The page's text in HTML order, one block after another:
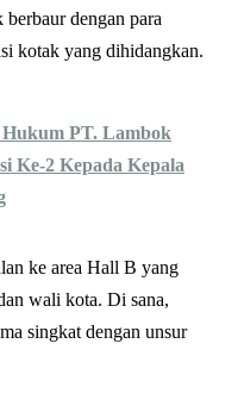
berbaur dengan para
kotak yang dihidangkan.
Hukum PT. Lambok
Ke-2 Kepada Kepala
ke area Hall B yang
wali kota. Di sana,
singkat dengan unsur